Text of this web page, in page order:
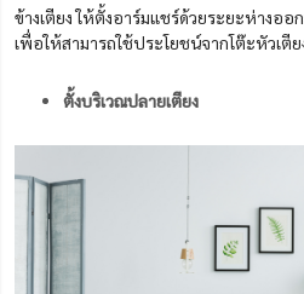
ข้างเตียง ให้ตั้งอาร์มแชร์ด้วยระยะห่างอ
เพื่อให้สามารถใช้ประโยชน์จากโต๊ะหัวเตีย
ตั้งบริเวณปลายเตียง